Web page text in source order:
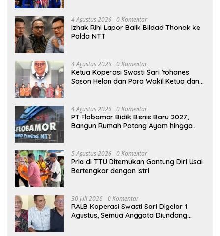
4 Agustus 2026 0 Komentar
Izhak Rihi Lapor Balik Bildad Thonak ke
Polda NTT
4 Agustus 2026 0 Komentar
Ketua Koperasi Swasti Sari Yohanes
Sason Helan dan Para Wakil Ketua dan
Menyambut Sukacita
4 Agustus 2026 0 Komentar
PT Flobamor Bidik Bisnis Baru 2027,
Bangun Rumah Potong Ayam hingga
5 Agustus 2026 0 Komentar
Pria di TTU Ditemukan Gantung Diri Usai
Bertengkar dengan Istri
30 Juli 2026 0 Komentar
RALB Koperasi Swasti Sari Digelar 1
Agustus, Semua Anggota Diundang